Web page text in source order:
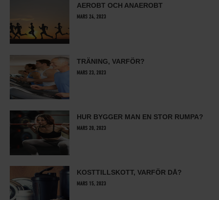
AEROBT OCH ANAEROBT
MARS 24, 2023
TRÄNING, VARFÖR?
MARS 23, 2023
HUR BYGGER MAN EN STOR RUMPA?
MARS 20, 2023
KOSTTILLSKOTT, VARFÖR DÅ?
MARS 15, 2023